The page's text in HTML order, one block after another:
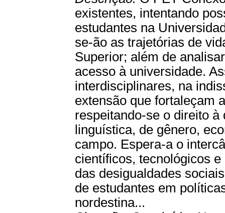
existentes, intentando
estudantes na
se-ão as trajetórias de
Superior; além de
acesso à universidade.
interdisciplinares, na
extensão que fortaleçam
respeitando-se o direito
linguística, de gênero,
campo. Espera-a o
científicos, tecnológicos
das desigualdades
de estudantes em
nordestina...